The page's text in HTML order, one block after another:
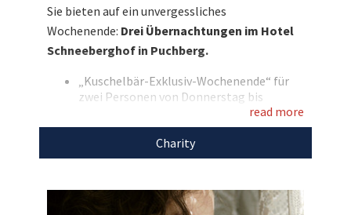
beliebtesten Operetten interpretieren wird.
Bieten Sie mit auf dieses unvergessliche
Wochenende!
Entdecken Sie bei uns auch weitere
für den guten Zweck!
Sie bieten auf ein unvergessliches
Wochenende: Drei Übernachtungen im Hotel
Schneeberghof in Puchberg.
„Kuschelbär-Exklusiv-Wochenende“ für
zwei Personen von Donnerstag bis
Drei Übernachtungen im Doppelzimmer
Inkl. Schneeberghof-Wohlfühlpension
1x Weinbegleitung beim Abendmenü
5-gängiges Candle Light-Dinner am
read more
Charity